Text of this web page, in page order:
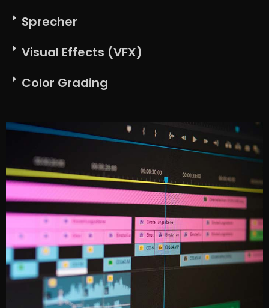
Sprecher
Visual Effects (VFX)
Color Grading